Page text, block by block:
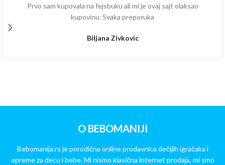
Prvo sam kupovala na fejsbuku ali mi je ovaj sajt olaksao
kupovinu. Svaka preporuka
Biljana Zivkovic
O BEBOMANIJI
Bebomanija.rs je porodična online prodavnica dečijih igračaka i
opreme za decu i bebe. Mi nismo klasična internet prodaja, mi smo